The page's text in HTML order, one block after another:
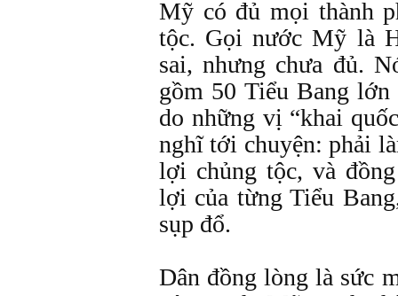
Mỹ có đủ mọi thành
tộc. Gọi nước Mỹ là
sai, nhưng chưa đủ.
gồm 50 Tiểu Bang
do những vị “khai
nghĩ tới chuyện: phải
lợi chủng tộc, và
lợi của từng Tiểu
sụp đổ.
Dân đồng lòng là sức